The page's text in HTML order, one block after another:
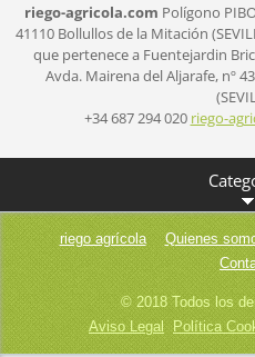
riego-agricola.com Polígono
41110 Bollullos de la Mitación
que pertenece a Fuentejardin
Avda. Mairena del Aljarafe, nº 43
+34 687 294 020 riego-ag
riego agrícola Quienes
© 2018 Todos los
Aviso Legal Política